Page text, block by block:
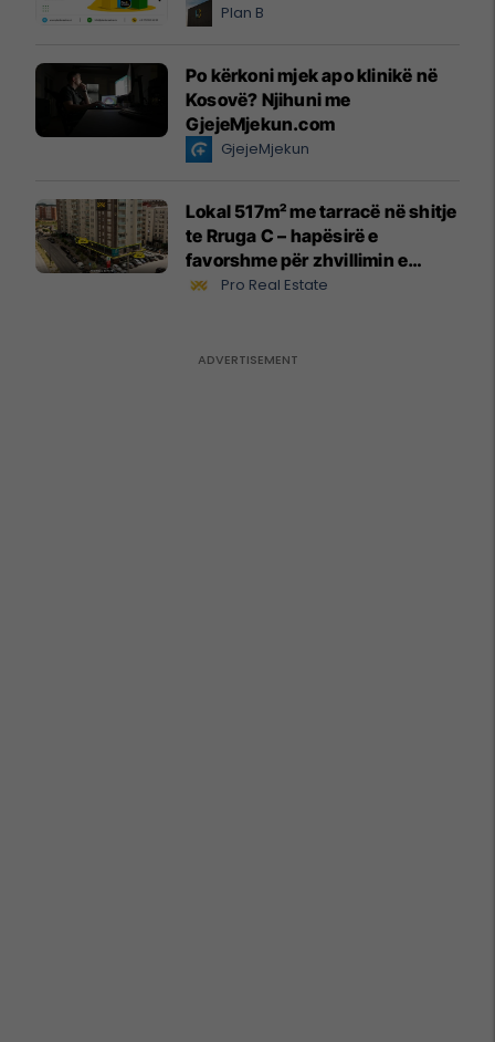
Plan B
Po kërkoni mjek apo klinikë në
Kosovë? Njihuni me
GjejeMjekun.com
GjejeMjekun
Lokal 517m² me tarracë në shitje
te Rruga C – hapësirë e
favorshme për zhvillimin e
biznesit #15796
Pro Real Estate